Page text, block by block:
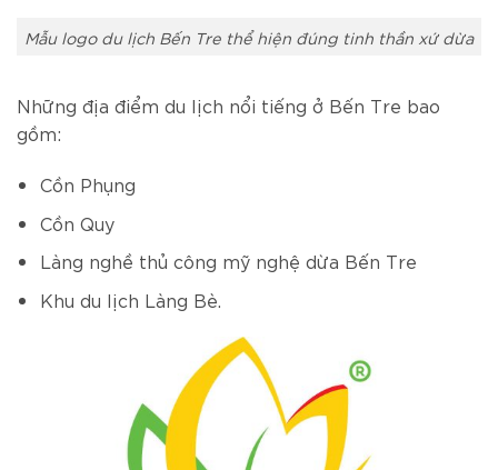
Mẫu logo du lịch Bến Tre thể hiện đúng tinh thần xứ dừa
Những địa điểm du lịch nổi tiếng ở Bến Tre bao
gồm:
Cồn Phụng
Cồn Quy
Làng nghề thủ công mỹ nghệ dừa Bến Tre
Khu du lịch Làng Bè.